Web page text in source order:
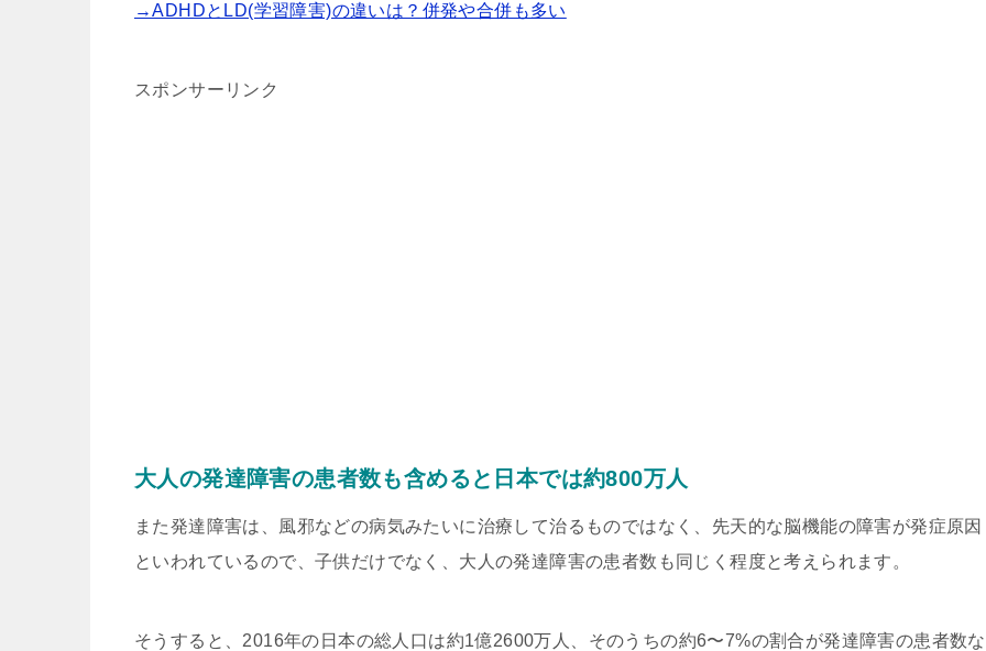
→ADHDとLD(学習障害)の違いは？併発や合併も多い
スポンサーリンク
大人の発達障害の患者数も含めると日本では約800万人
また発達障害は、風邪などの病気みたいに治療して治るものではなく、先天的な脳機能の障害が発症原因
といわれているので、子供だけでなく、大人の発達障害の患者数も同じく程度と考えられます。
そうすると、2016年の日本の総人口は約1億2600万人、そのうちの約6〜7%の割合が発達障害の患者数な